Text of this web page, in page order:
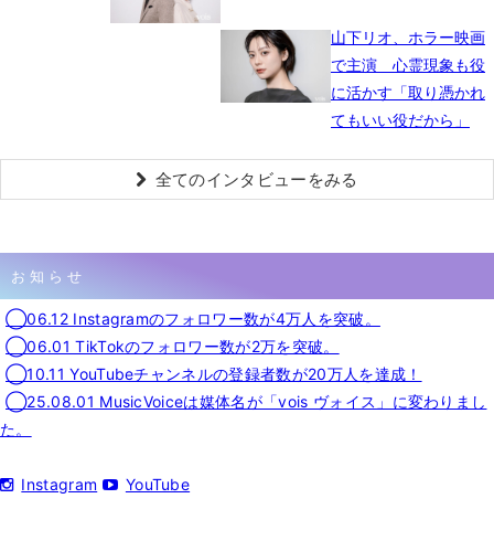
山下リオ、ホラー映画
で主演 心霊現象も役
に活かす「取り憑かれ
てもいい役だから」
全てのインタビューをみる
お知らせ
◯06.12 Instagramのフォロワー数が4万人を突破。
◯06.01 TikTokのフォロワー数が2万を突破。
◯10.11 YouTubeチャンネルの登録者数が20万人を達成！
◯25.08.01 MusicVoiceは媒体名が「vois ヴォイス」に変わりまし
た。
Instagram YouTube